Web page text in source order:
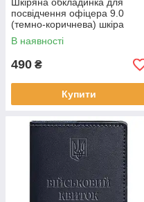
посвідчення офіцера 9.0
(темно-коричнева) шкіра
Crazy Horse
В наявності
490 ₴
Купити